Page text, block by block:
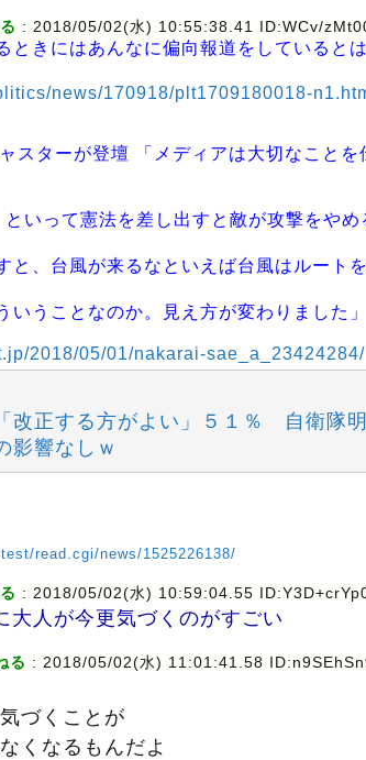
: 2018/05/02(水) 10:55:38.41 ID:WCv/
ときにはあんなに偏向報道をしていると
news/170918/plt1709180018-
スターが登壇 「メディアは大切なことを
といって憲法を差し出すと敵が攻撃をやめ
と、台風が来るなといえば台風はルート
いうことなのか。見え方が変わりました」
2018/05/01/nakarai-sae_a_23424284/
改正する方がよい」５１％ 自衛隊
影響なしｗ
read.cgi/news/1525226138/
: 2018/05/02(水) 10:59:04.55
大人が今更気づくのがすごい
る : 2018/05/02(水) 11:01:41.58
づくことが
くなるもんだよ